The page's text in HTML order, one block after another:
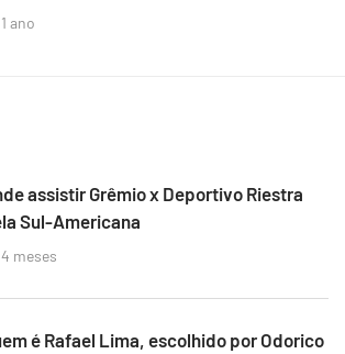
ano
assistir Grêmio x Deportivo Riestra
Sul-Americana
meses
é Rafael Lima, escolhido por Odorico